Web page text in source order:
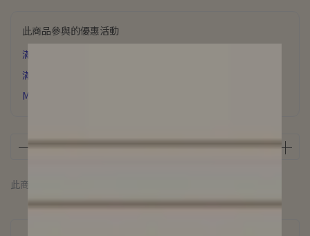
此商品參與的優惠活動
滿6000元 贈 氣質飾品
滿3500元贈 星辰誓約項鍊
MUFAN浪漫花園香氛片下單即贈
此商品 「 最高 」可以折抵紅利